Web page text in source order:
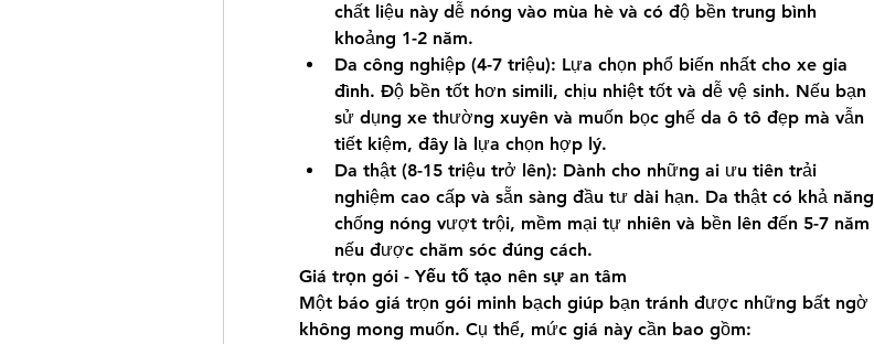
chất liệu này dễ nóng vào mùa hè và có độ bền trung bình
khoảng 1-2 năm.
Da công nghiệp (4-7 triệu): Lựa chọn phổ biến nhất cho xe gia
đình. Độ bền tốt hơn simili, chịu nhiệt tốt và dễ vệ sinh. Nếu bạn
sử dụng xe thường xuyên và muốn bọc ghế da ô tô đẹp mà vẫn
tiết kiệm, đây là lựa chọn hợp lý.
Da thật (8-15 triệu trở lên): Dành cho những ai ưu tiên trải
nghiệm cao cấp và sẵn sàng đầu tư dài hạn. Da thật có khả năng
chống nóng vượt trội, mềm mại tự nhiên và bền lên đến 5-7 năm
nếu được chăm sóc đúng cách.
Giá trọn gói - Yếu tố tạo nên sự an tâm
Một báo giá trọn gói minh bạch giúp bạn tránh được những bất ngờ
không mong muốn. Cụ thể, mức giá này cần bao gồm: